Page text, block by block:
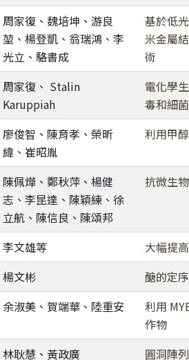
周家復、魏培坤、游良
堃、楊登凱、翁瑞鴻、李
光立、駱書成
基於低
米金屬
術
周家復、 Stalin
Karuppiah
電化學
毒和細
廖俊智、陳育孝、榮昕
緯、崔昭胤
利用甲
陳佩燁、鄭秋萍、楊健
志、李昆達、陳穎練、徐
立航、陳信良、陳頌邦
抗微生
李文雄等
大幅提
楊文彬
醣的定
余淑美、賀端華、陸重安
利用
作物
林耿慧、黃政廣
圓洞陣